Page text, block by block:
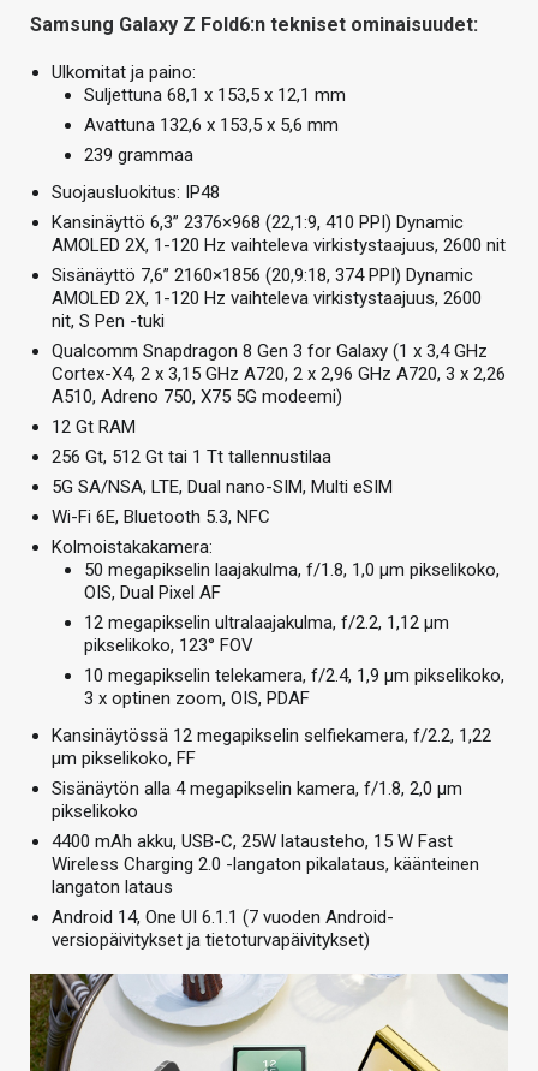
Samsung Galaxy Z Fold6:n tekniset ominaisuudet:
Ulkomitat ja paino:
Suljettuna 68,1 x 153,5 x 12,1 mm
Avattuna 132,6 x 153,5 x 5,6 mm
239 grammaa
Suojausluokitus: IP48
Kansinäyttö 6,3” 2376×968 (22,1:9, 410 PPI) Dynamic
AMOLED 2X, 1-120 Hz vaihteleva virkistystaajuus, 2600 nit
Sisänäyttö 7,6” 2160×1856 (20,9:18, 374 PPI) Dynamic
AMOLED 2X, 1-120 Hz vaihteleva virkistystaajuus, 2600
nit, S Pen -tuki
Qualcomm Snapdragon 8 Gen 3 for Galaxy (1 x 3,4 GHz
Cortex-X4, 2 x 3,15 GHz A720, 2 x 2,96 GHz A720, 3 x 2,26
A510, Adreno 750, X75 5G modeemi)
12 Gt RAM
256 Gt, 512 Gt tai 1 Tt tallennustilaa
5G SA/NSA, LTE, Dual nano-SIM, Multi eSIM
Wi-Fi 6E, Bluetooth 5.3, NFC
Kolmoistakakamera:
50 megapikselin laajakulma, f/1.8, 1,0 µm pikselikoko,
OIS, Dual Pixel AF
12 megapikselin ultralaajakulma, f/2.2, 1,12 µm
pikselikoko, 123° FOV
10 megapikselin telekamera, f/2.4, 1,9 µm pikselikoko,
3 x optinen zoom, OIS, PDAF
Kansinäytössä 12 megapikselin selfiekamera, f/2.2, 1,22
µm pikselikoko, FF
Sisänäytön alla 4 megapikselin kamera, f/1.8, 2,0 µm
pikselikoko
4400 mAh akku, USB-C, 25W latausteho, 15 W Fast
Wireless Charging 2.0 -langaton pikalataus, käänteinen
langaton lataus
Android 14, One UI 6.1.1 (7 vuoden Android-
versiopäivitykset ja tietoturvapäivitykset)